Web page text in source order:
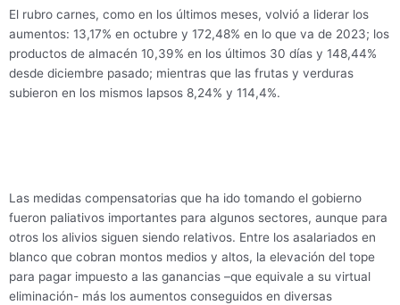
El rubro carnes, como en los últimos meses, volvió a liderar los
aumentos: 13,17% en octubre y 172,48% en lo que va de 2023; los
productos de almacén 10,39% en los últimos 30 días y 148,44%
desde diciembre pasado; mientras que las frutas y verduras
subieron en los mismos lapsos 8,24% y 114,4%.
Las medidas compensatorias que ha ido tomando el gobierno
fueron paliativos importantes para algunos sectores, aunque para
otros los alivios siguen siendo relativos. Entre los asalariados en
blanco que cobran montos medios y altos, la elevación del tope
para pagar impuesto a las ganancias –que equivale a su virtual
eliminación- más los aumentos conseguidos en diversas